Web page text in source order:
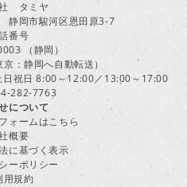
タミヤ
岡市駿河区恩田原3-7
番号
（静岡）
：静岡へ自動転送）
祝日 8:00～12:00／13:00～17:00
282-7763
について
ォームはこちら
概要
に基づく表示
ーポリシー
用規約